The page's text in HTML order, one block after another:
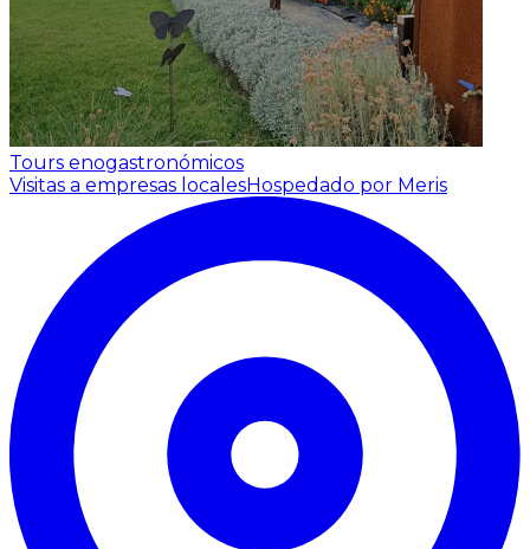
Tours enogastronómicos
Visitas a empresas localesHospedado por Meris